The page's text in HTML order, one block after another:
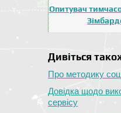
Опитувач
Дивіться
Про методику
Довідка щодо
сервісу